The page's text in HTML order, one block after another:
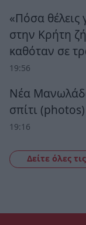
«Πόσα θέλεις
στην Κρήτη
καθόταν σε
19:56
Νέα
σπίτι (photos)
19:16
Δείτε όλες